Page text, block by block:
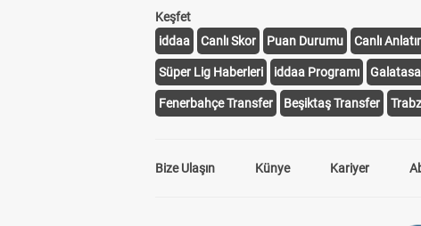
Keşfet
iddaa
Canlı Skor Puan Durumu Canlı
Süper Lig Haberleri iddaa Programı
Fenerbahçe Transfer Beşiktaş Transfer
Bize Ulaşın Künye Kariyer